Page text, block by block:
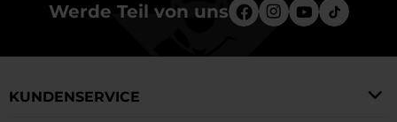
Werde Teil von uns
KUNDENSERVICE